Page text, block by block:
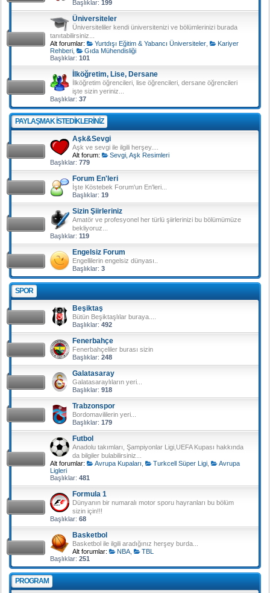
Başlıklar: 199
Üniversiteler
Üniversiteliler kendi üniversitenizi ve bölümlerinizi burada
tanıtabilirsiniz...
Alt forumlar:
Yurtdışı Eğitim & Yabancı Üniversiteler,
Kariyer
Rehberi
Gıda Mühendisliği
Başlıklar: 101
İlköğretim, Lise, Dersane
İlköğretim öğrencileri, lise öğrencileri, dersane öğrencileri
işte sizin yeriniz...
Başlıklar: 37
PAYLAŞMAK ISTEDIKLERINIZ
Aşk&Sevgi
Aşk ve sevgi ile ilgili herşey....
Alt forum:
Sevgi, Aşk Resimleri
Başlıklar: 779
Forum En'leri
İşte Köstebek Forum'un En'leri...
Başlıklar: 19
Sizin Şiirleriniz
Amatör ve profesyonel her türlü şiirlerinizi bu bölümümüze
bekliyoruz...
Başlıklar: 119
Engelsiz Forum
Engellilerin engelsiz dünyası..
Başlıklar: 3
SPOR
Beşiktaş
Bütün Beşiktaşlılar buraya....
Başlıklar: 492
Fenerbahçe
Fenerbahçeliler burası sizin
Başlıklar: 248
Galatasaray
Galatasaraylıların yeri...
Başlıklar: 918
Trabzonspor
Bordomavililerin yeri...
Başlıklar: 179
Futbol
Anadolu takımları, Şampiyonlar Ligi,UEFA Kupası hakkında
da bilgiler bulabilirsiniz...
Alt forumlar:
Avrupa Kupaları Turkcell Süper Ligi,
Avrupa
Ligleri
Başlıklar: 481
Formula 1
Dünyanın bir numaralı motor sporu hayranları bu bölüm
sizin için!!!
Başlıklar: 68
Basketbol
Basketbol ile ilgili aradığınız herşey burda...
Alt forumlar:
NBA,
TBL
Başlıklar: 251
PROGRAM